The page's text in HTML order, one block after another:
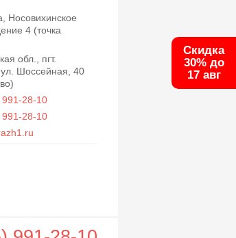
Носовихинское
4 (точка
обл., пгт.
Шоссейная, 40
28-10
28-10
Скидка
30% до
17 авг